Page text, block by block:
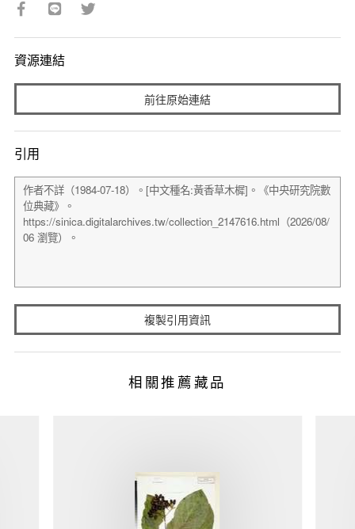
資源連結
前往原始連結
引用
複製引用資訊
相關推薦藏品